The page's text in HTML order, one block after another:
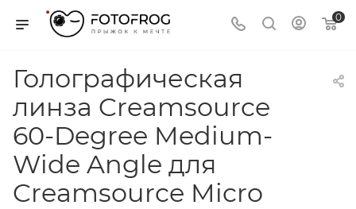
0
Голографическая
линза Creamsource
60-Degree Medium-
Wide Angle для
Creamsource Micro